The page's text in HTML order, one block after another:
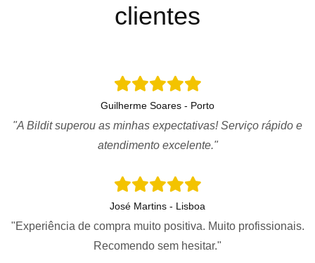
clientes
Guilherme Soares - Porto
"A Bildit superou as minhas expectativas! Serviço rápido e
atendimento excelente."
José Martins - Lisboa
"Experiência de compra muito positiva. Muito profissionais.
Recomendo sem hesitar."